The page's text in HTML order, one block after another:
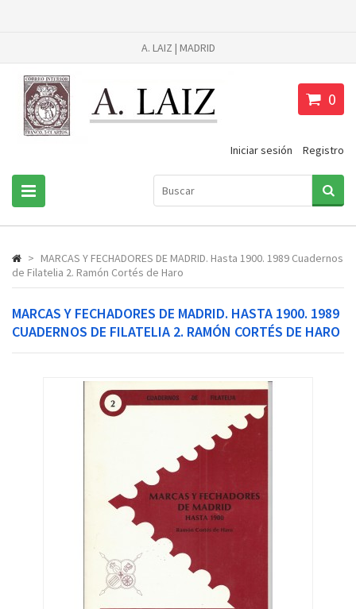
A. LAIZ | MADRID
0
Iniciar sesión Registro
> MARCAS Y FECHADORES DE MADRID. Hasta 1900. 1989 Cuadernos
de Filatelia 2. Ramón Cortés de Haro
MARCAS Y FECHADORES DE MADRID. HASTA 1900. 1989
CUADERNOS DE FILATELIA 2. RAMÓN CORTÉS DE HARO